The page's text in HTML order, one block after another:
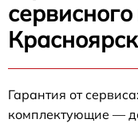
Гарантия от
комплектующие —